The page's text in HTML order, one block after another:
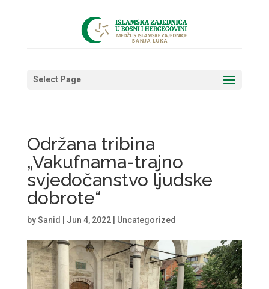
Select Page
Održana tribina
„Vakufnama-trajno
svjedočanstvo ljudske
dobrote“
bySanid Jun 4, 2022| Uncategorized